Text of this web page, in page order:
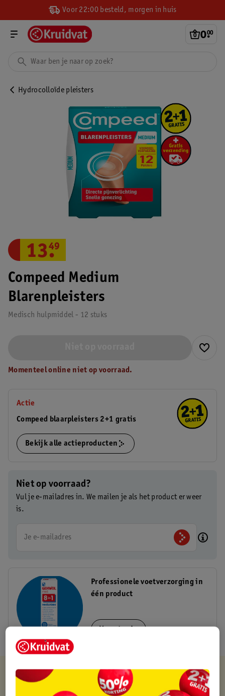
Voor 22:00 besteld, morgen in huis
0.
00
Hydrocolloïde pleisters
Compeed Medium
Blarenpleisters
Medisch hulpmiddel - 12 stuks
13.
49
Momenteel online niet op voorraad.
Actie
Compeed blaarpleisters 2+1 gratis
Bekijk alle actieproducten
Niet op voorraad?
Vul je e-mailadres in. We mailen je als het product er weer
is.
Je e-mailadres
Professionele voetverzorging in
één product
Voeg toe
Kruidvat is altijd voordelig